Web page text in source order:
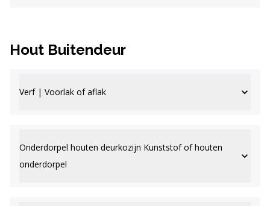
Hout Buitendeur
Verf | Voorlak of aflak
Onderdorpel houten deurkozijn Kunststof of houten
onderdorpel